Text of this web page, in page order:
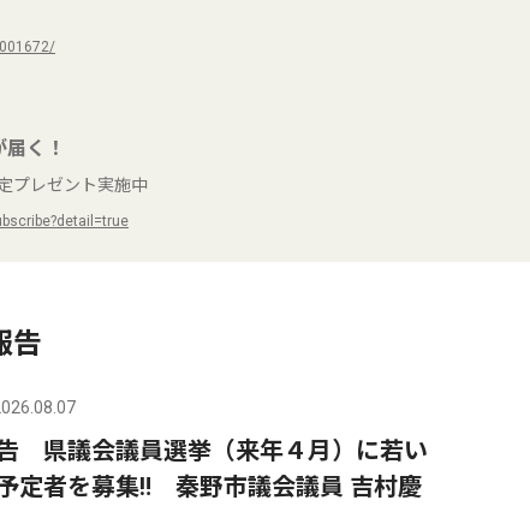
く！
プレゼント実施中
告
県議会議員選挙（来年４月）に若い
定者を募集‼ 秦野市議会議員 吉村慶